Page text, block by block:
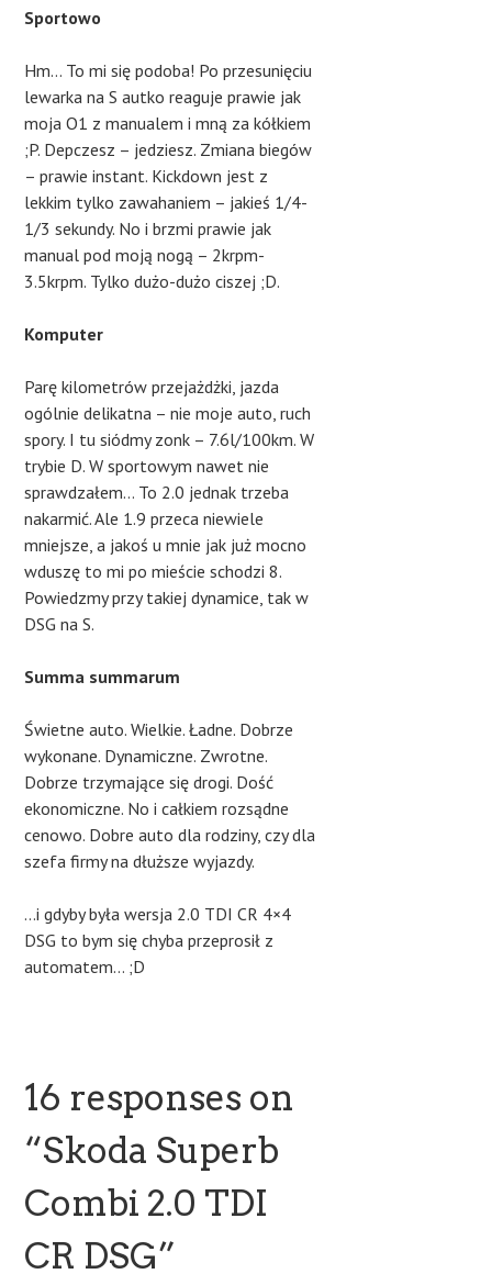
Sportowo
Hm… To mi się podoba! Po przesunięciu
lewarka na S autko reaguje prawie jak
moja O1 z manualem i mną za kółkiem
;P. Depczesz – jedziesz. Zmiana biegów
– prawie instant. Kickdown jest z
lekkim tylko zawahaniem – jakieś 1/4-
1/3 sekundy. No i brzmi prawie jak
manual pod moją nogą – 2krpm-
3.5krpm. Tylko dużo-dużo ciszej ;D.
Komputer
Parę kilometrów przejażdżki, jazda
ogólnie delikatna – nie moje auto, ruch
spory. I tu siódmy zonk – 7.6l/100km. W
trybie D. W sportowym nawet nie
sprawdzałem… To 2.0 jednak trzeba
nakarmić. Ale 1.9 przeca niewiele
mniejsze, a jakoś u mnie jak już mocno
wduszę to mi po mieście schodzi 8.
Powiedzmy przy takiej dynamice, tak w
DSG na S.
Summa summarum
Świetne auto. Wielkie. Ładne. Dobrze
wykonane. Dynamiczne. Zwrotne.
Dobrze trzymające się drogi. Dość
ekonomiczne. No i całkiem rozsądne
cenowo. Dobre auto dla rodziny, czy dla
szefa firmy na dłuższe wyjazdy.
…i gdyby była wersja 2.0 TDI CR 4×4
DSG to bym się chyba przeprosił z
automatem… ;D
16 responses on
“Skoda Superb
Combi 2.0 TDI
CR DSG”